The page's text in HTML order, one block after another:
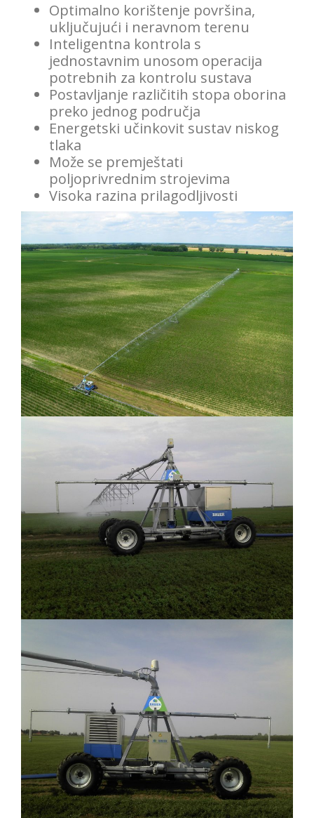
Optimalno korištenje površina,
uključujući i neravnom terenu
Inteligentna kontrola s
jednostavnim unosom operacija
potrebnih za kontrolu sustava
Postavljanje različitih stopa oborina
preko jednog područja
Energetski učinkovit sustav niskog
tlaka
Može se premještati
poljoprivrednim strojevima
Visoka razina prilagodljivosti